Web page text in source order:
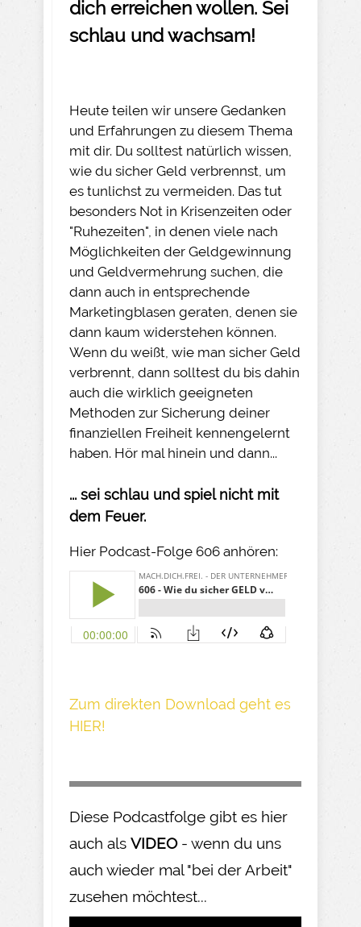
dich erreichen wollen. Sei
schlau und wachsam!
Heute teilen wir unsere Gedanken
und Erfahrungen zu diesem Thema
mit dir. Du solltest natürlich wissen,
wie du sicher Geld verbrennst, um
es tunlichst zu vermeiden. Das tut
besonders Not in Krisenzeiten oder
"Ruhezeiten", in denen viele nach
Möglichkeiten der Geldgewinnung
und Geldvermehrung suchen, die
dann auch in entsprechende
Marketingblasen geraten, denen sie
dann kaum widerstehen können.
Wenn du weißt, wie man sicher Geld
verbrennt, dann solltest du bis dahin
auch die wirklich geeigneten
Methoden zur Sicherung deiner
finanziellen Freiheit kennengelernt
haben. Hör mal hinein und dann...
... sei schlau und spiel nicht mit
dem Feuer.
Hier Podcast-Folge 606 anhören:
Z um direkte n Download geh t es
HIER!
Diese Podcastfolge gibt es hier
auch als VIDEO- wenn du uns
auch wieder mal "bei der Arbeit"
zusehen möchtest...